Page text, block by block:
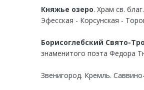
Княжье озеро. Храм св.
Эфесская - Корсунская -
Борисоглебский Свято-
знаменитого поэта Федора
Звенигород. Кремль.